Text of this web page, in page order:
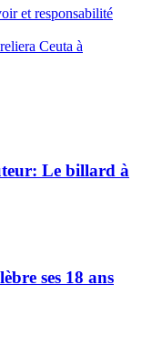
et responsabilité
Ceuta à
Le billard à
ses 18 ans